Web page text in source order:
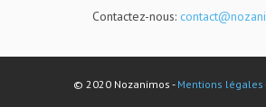
Contactez-nous:
© 2020 Nozanimos - Mentions légales